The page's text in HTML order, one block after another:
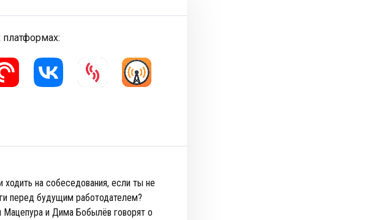
ходить на собеседования, если ты не
перед будущим работодателем?
Мацепура и Дима Бобылёв говорят о